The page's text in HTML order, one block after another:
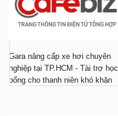
Gara nâng cấp xe hơi chuyên
nghiệp tại TP.HCM - Tài trợ học
bổng cho thanh niên khó khăn